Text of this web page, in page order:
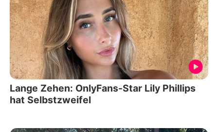
Lange Zehen: OnlyFans-Star Lily Phillips
hat Selbstzweifel